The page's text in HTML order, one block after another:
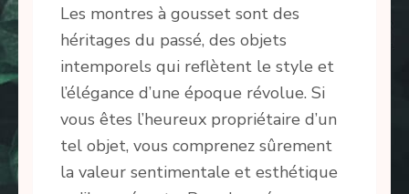
Les montres à gousset sont des
héritages du passé, des objets
intemporels qui reflètent le style et
l’élégance d’une époque révolue. Si
vous êtes l’heureux propriétaire d’un
tel objet, vous comprenez sûrement
la valeur sentimentale et esthétique